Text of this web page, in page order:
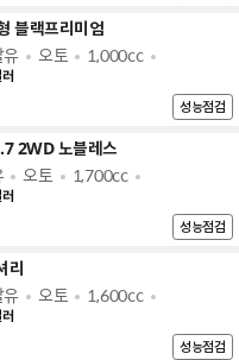
블랙프리미엄
오토
1,000cc
성능점검
2WD 노블레스
오토
1,700cc
성능점검
리
오토
1,600cc
성능점검